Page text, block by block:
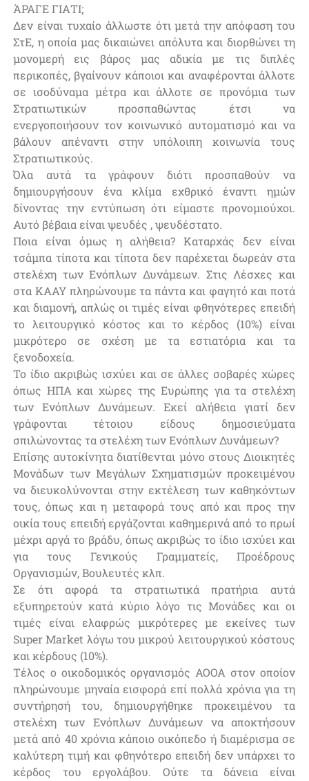
ΆΡΑΓΕ ΓΙΑΤΙ;
Δεν είναι τυχαίο άλλωστε ότι μετά την απόφαση του
ΣτΕ, η οποία μας δικαιώνει απόλυτα και διορθώνει τη
μονομερή εις βάρος μας αδικία με τις διπλές
περικοπές, βγαίνουν κάποιοι και αναφέρονται άλλοτε
σε ισοδύναμα μέτρα και άλλοτε σε προνόμια των
Στρατιωτικών προσπαθώντας έτσι να
ενεργοποιήσουν τον κοινωνικό αυτοματισμό και να
βάλουν απέναντι στην υπόλοιπη κοινωνία τους
Στρατιωτικούς.
Όλα αυτά τα γράφουν διότι προσπαθούν να
δημιουργήσουν ένα κλίμα εχθρικό έναντι ημών
δίνοντας την εντύπωση ότι είμαστε προνομιούχοι.
Αυτό βέβαια είναι ψευδές , ψευδέστατο.
Ποια είναι όμως η αλήθεια? Καταρχάς δεν είναι
τσάμπα τίποτα και τίποτα δεν παρέχεται δωρεάν στα
στελέχη των Ενόπλων Δυνάμεων. Στις Λέσχες και
στα ΚΑΑΥ πληρώνουμε τα πάντα και φαγητό και ποτά
και διαμονή, απλώς οι τιμές είναι φθηνότερες επειδή
το λειτουργικό κόστος και το κέρδος (10%) είναι
μικρότερο σε σχέση με τα εστιατόρια και τα
ξενοδοχεία.
Το ίδιο ακριβώς ισχύει και σε άλλες σοβαρές χώρες
όπως ΗΠΑ και χώρες της Ευρώπης για τα στελέχη
των Ενόπλων Δυνάμεων. Εκεί αλήθεια γιατί δεν
γράφονται τέτοιου είδους δημοσιεύματα
σπιλώνοντας τα στελέχη των Ενόπλων Δυνάμεων?
Επίσης αυτοκίνητα διατίθενται μόνο στους Διοικητές
Μονάδων των Μεγάλων Σχηματισμών προκειμένου
να διευκολύνονται στην εκτέλεση των καθηκόντων
τους, όπως και η μεταφορά τους από και προς την
οικία τους επειδή εργάζονται καθημερινά από το πρωί
μέχρι αργά το βράδυ, όπως ακριβώς το ίδιο ισχύει και
για τους Γενικούς Γραμματείς, Προέδρους
Οργανισμών, Βουλευτές κλπ.
Σε ότι αφορά τα στρατιωτικά πρατήρια αυτά
εξυπηρετούν κατά κύριο λόγο τις Μονάδες και οι
τιμές είναι ελαφρώς μικρότερες με εκείνες των
Super Market λόγω του μικρού λειτουργικού κόστους
και κέρδους (10%).
Τέλος ο οικοδομικός οργανισμός ΑΟΟΑ στον οποίον
πληρώνουμε μηναία εισφορά επί πολλά χρόνια για τη
συντήρησή του, δημιουργήθηκε προκειμένου τα
στελέχη των Ενόπλων Δυνάμεων να αποκτήσουν
μετά από 40 χρόνια κάποιο οικόπεδο ή διαμέρισμα σε
καλύτερη τιμή και φθηνότερο επειδή δεν υπάρχει το
κέρδος του εργολάβου. Ούτε τα δάνεια είναι